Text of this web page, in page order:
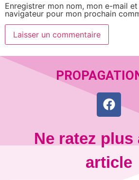
Enregistrer mon nom, mon e-mail
navigateur pour mon prochain
Ne ratez plus
article